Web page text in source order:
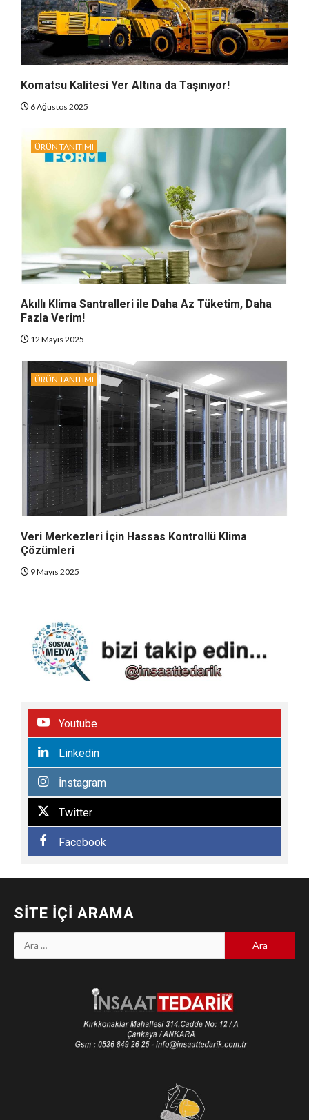
Komatsu Kalitesi Yer Altına da Taşınıyor!
6 Ağustos 2025
ÜRÜN TANITIMI
Akıllı Klima Santralleri ile Daha Az Tüketim, Daha
Fazla Verim!
12 Mayıs 2025
ÜRÜN TANITIMI
Veri Merkezleri İçin Hassas Kontrollü Klima
Çözümleri
9 Mayıs 2025
Youtube
Linkedin
İnstagram
Twitter
Facebook
SITE İÇI ARAMA
Arama: